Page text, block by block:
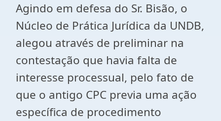
Agindo em defesa do Sr. Bisão, o
Núcleo de Prática Jurídica da UNDB,
alegou através de preliminar na
contestação que havia falta de
interesse processual, pelo fato de
que o antigo CPC previa uma ação
específica de procedimento